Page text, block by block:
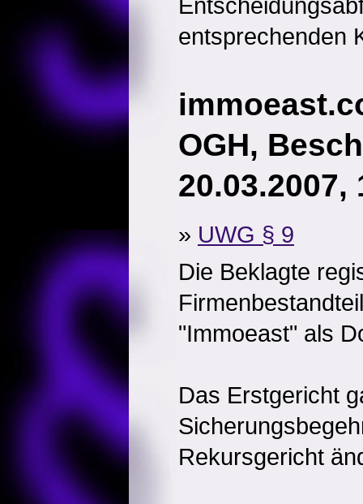
entsprechenden
OGH,
20.03.2007,
» UWG § 9
Die Beklagte
"Immoeast" als
Das Erstgericht
Rekursgericht